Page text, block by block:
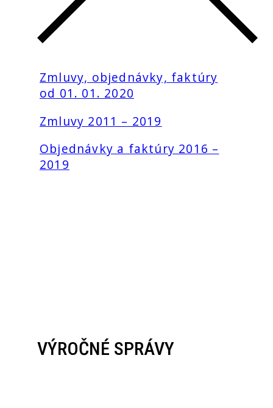
Zmluvy, objednávky, faktúry
od 01. 01. 2020
Zmluvy 2011 – 2019
Objednávky a faktúry 2016 –
2019
VÝROČNÉ SPRÁVY